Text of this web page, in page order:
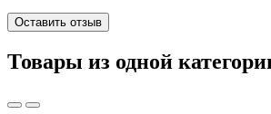
Оставить отзыв
Товары из одной